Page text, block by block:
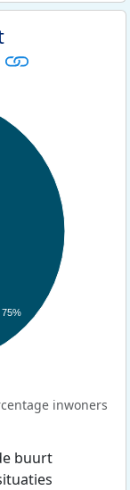
75%
inwoners
buurt